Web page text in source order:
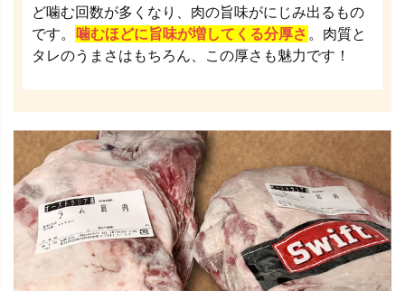
ど噛む回数が多くなり、肉の旨味がにじみ出るもの
です。
噛むほどに旨味が増してくる分厚さ 。肉質と
タレのうまさはもちろん、この厚さも魅力です！